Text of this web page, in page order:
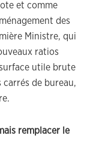
et comme
des
Ministre, qui
ratios
utile brute
de bureau,
remplacer le